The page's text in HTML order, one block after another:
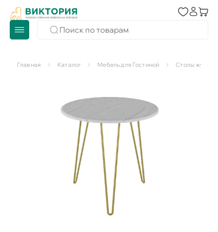
Главная Каталог Мебель для Гостиной Столы